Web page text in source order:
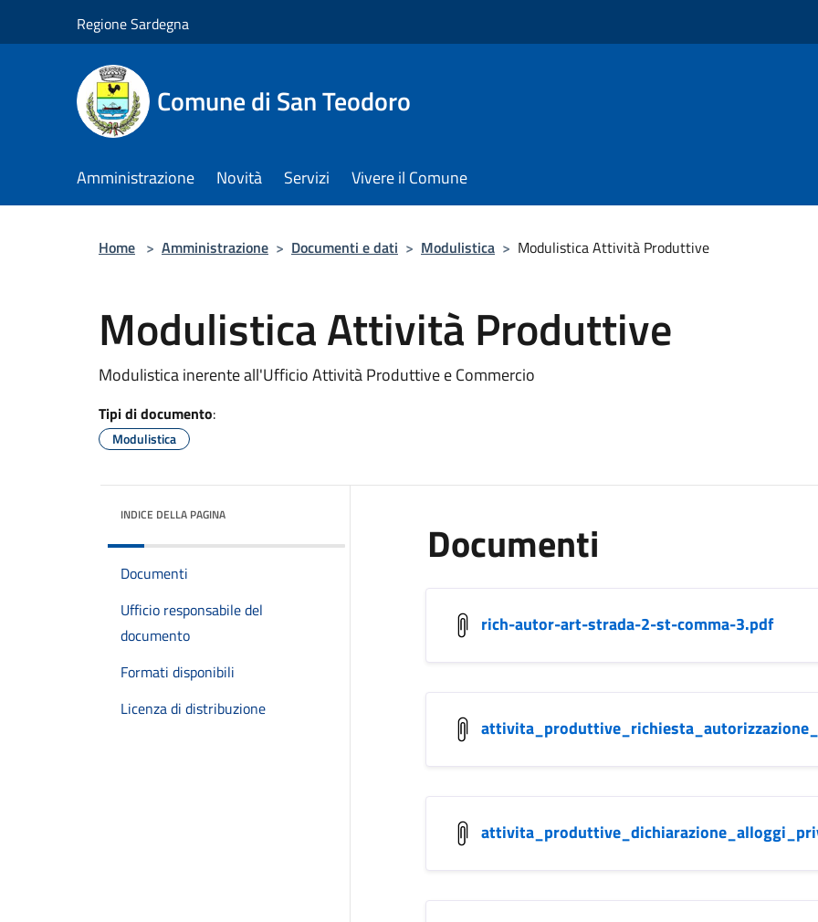
Regione Sardegna
Comune di San Teodoro
Amministrazione Novità Servizi Vivere il Comune
Home > Amministrazione > Documenti e dati > Modulistica > Modulistica Attività Produttive
Modulistica Attività Produttive
Modulistica inerente all'Ufficio Attività Produttive e Commercio
Tipi di documento:
Modulistica
INDICE DELLA PAGINA
Documenti
Ufficio responsabile del
documento
Formati disponibili
Licenza di distribuzione
Documenti
rich-autor-art-strada-2-st-comma-3.pdf